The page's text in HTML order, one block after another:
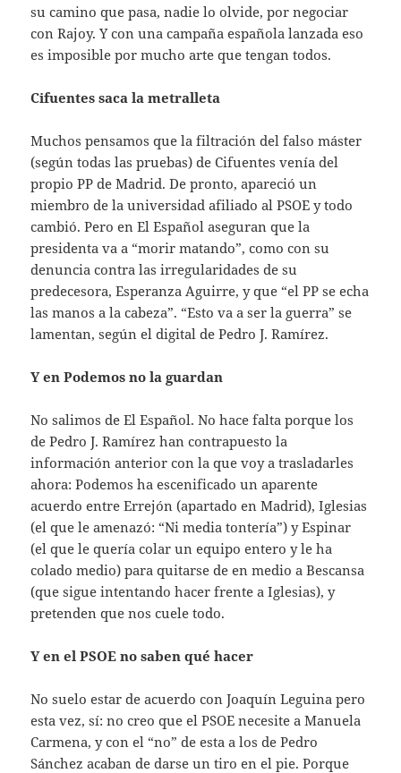
su camino que pasa, nadie lo olvide, por negociar
con Rajoy. Y con una campaña española lanzada eso
es imposible por mucho arte que tengan todos.
Cifuentes saca la metralleta
Muchos pensamos que la filtración del falso máster
(según todas las pruebas) de Cifuentes venía del
propio PP de Madrid. De pronto, apareció un
miembro de la universidad afiliado al PSOE y todo
cambió. Pero en El Español aseguran que la
presidenta va a “morir matando”, como con su
denuncia contra las irregularidades de su
predecesora, Esperanza Aguirre, y que “el PP se echa
las manos a la cabeza”. “Esto va a ser la guerra” se
lamentan, según el digital de Pedro J. Ramírez.
Y en Podemos no la guardan
No salimos de El Español. No hace falta porque los
de Pedro J. Ramírez han contrapuesto la
información anterior con la que voy a trasladarles
ahora: Podemos ha escenificado un aparente
acuerdo entre Errejón (apartado en Madrid), Iglesias
(el que le amenazó: “Ni media tontería”) y Espinar
(el que le quería colar un equipo entero y le ha
colado medio) para quitarse de en medio a Bescansa
(que sigue intentando hacer frente a Iglesias), y
pretenden que nos cuele todo.
Y en el PSOE no saben qué hacer
No suelo estar de acuerdo con Joaquín Leguina pero
esta vez, sí: no creo que el PSOE necesite a Manuela
Carmena, y con el “no” de esta a los de Pedro
Sánchez acaban de darse un tiro en el pie. Porque